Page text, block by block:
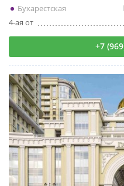
Бухарестская
4-ая от
+7